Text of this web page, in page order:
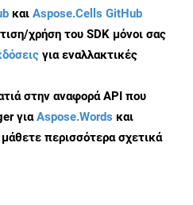
και Aspose.Cells GitHub
χρήση του SDK μόνοι σας
για εναλλακτικές
στην αναφορά API που
γιαAspose.Words και
μάθετε περισσότερα σχετικά